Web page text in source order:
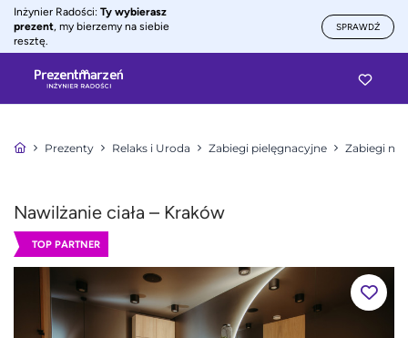
Inżynier Radości: Ty wybierasz
prezent, my bierzemy na siebie
resztę.
SPRAWDŹ
Prezenty Relaks i Uroda Zabiegi pielęgnacyjne Zabiegi na
Nawilżanie ciała – Kraków
TOP PARTNER